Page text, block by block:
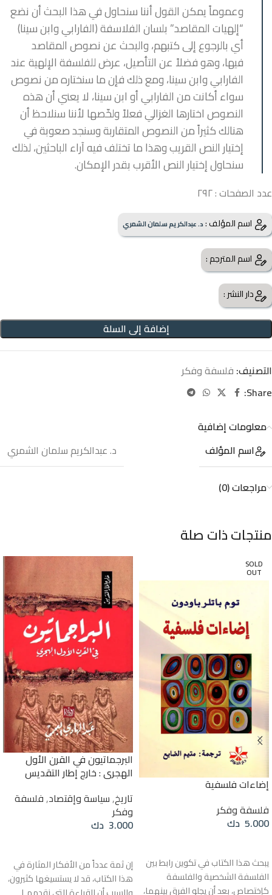
وعموماً يمكن القول أننا سنحاول في هذا البحث أن نضع
“إلهيات المقاصد” بلسان الفلاسفة (الفارابي وابن سينا)
أي بالرجوع إلى كتبهم، والبحث عن نصوص المقاصد
فيها، وهو فضلاً عن التأصيل، عرض للفلسفة الإلهية عند
الفارابي وابن سينا، ومع ذلك فإن ما سنختاره من نصوص
سواء أكانت من الفارابي أو ابن سينا، لا يعني أن هذه
النصوص اختارها الغزالي فعلاً ولخّصها لأننا سنلاحظ أن
هنالك كثيراً من النصوص المتقاربة وسنجد صعوبة في
إختيار النص القريب وهذا ما تختلف فيه آراء الباحثين، لذلك
سنحاول إختيار النص الأقرب بقدر الإمكان.
عدد الصفحات : ٢٩٢
اسم المؤلف :د. عبدالكريم سلمان الشمري
اسم المترجم :
دار النشر :
إضافة إلى السلة
التصنيف: فلسفة وفكر
Share:
معلومات إضافية
اسم المؤلف
د. عبدالكريم سلمان الشمري
مراجعات (0)
منتجات ذات صلة
SOLD
OUT
إضاءات فلسفية
فلسفة وفكر
5.000 دك
يبحث هذا الكتاب في تكوين رابط بين
الفلسفة الشخصية والفلسفة
كإختصاص، بعد أن يجلو الفرق بينهما،
البرجماتيون في القرن الأول
الهجري : خارج إطار التقديس
تاريخ,سياسة وإقتصاد,فلسفة
وفكر
3.000 دك
إن ثمة عدداً من الأفكار المثارة في
هذا الكتاب، قد لا يستسيغها كثيرون،